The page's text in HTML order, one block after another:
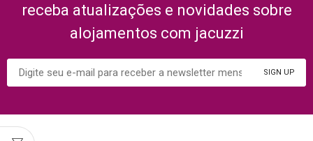
receba atualizações e novidades sobre
alojamentos com jacuzzi